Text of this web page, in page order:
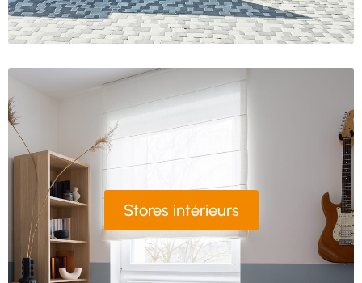
Stores intérieurs